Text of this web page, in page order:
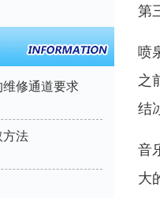
修通道要求
法
第
喷
之
结
音
大